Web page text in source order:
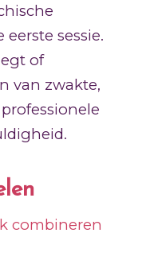
sessie.
of
van zwakte,
combineren